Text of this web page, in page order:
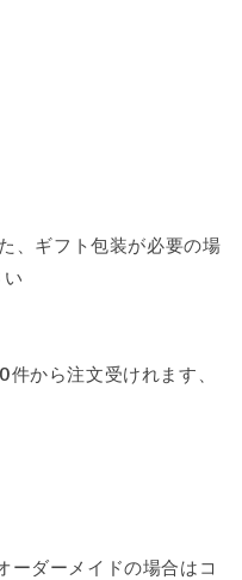
、ギフト包装が必要の場
から注文受けれます、
ーダーメイドの場合はコ